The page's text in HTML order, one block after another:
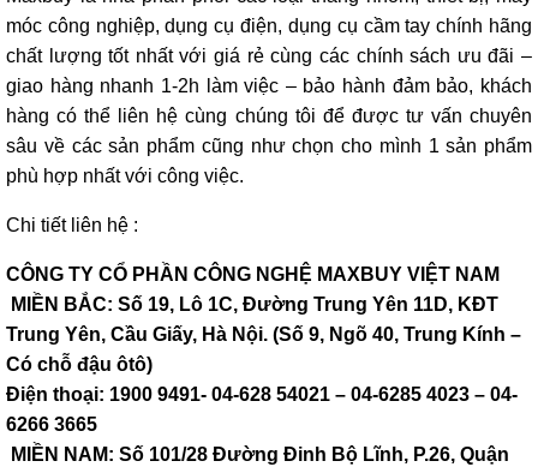
móc công nghiệp, dụng cụ điện, dụng cụ cầm tay chính hãng
chất lượng tốt nhất với giá rẻ cùng các chính sách ưu đãi –
giao hàng nhanh 1-2h làm việc – bảo hành đảm bảo, khách
hàng có thể liên hệ cùng chúng tôi để được tư vấn chuyên
sâu về các sản phẩm cũng như chọn cho mình 1 sản phẩm
phù hợp nhất với công việc.
Chi tiết liên hệ :
CÔNG TY CỔ PHẦN CÔNG NGHỆ MAXBUY VIỆT NAM
MIỀN BẮC: Số 19, Lô 1C, Đường Trung Yên 11D, KĐT
Trung Yên, Cầu Giấy, Hà Nội. (Số 9, Ngõ 40, Trung Kính –
Có chỗ đậu ôtô)
Điện thoại: 1900 9491- 04-628 54021 – 04-6285 4023 – 04-
6266 3665
MIỀN NAM: Số 101/28 Đường Đinh Bộ Lĩnh, P.26, Quận